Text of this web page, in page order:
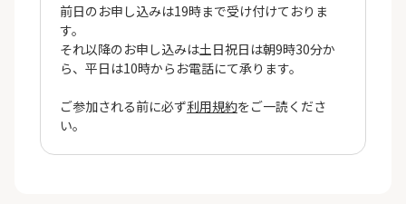
前日のお申し込みは19時まで受け付けておりま
す。
それ以降のお申し込みは土日祝日は朝9時30分か
ら、平日は10時からお電話にて承ります。
ご参加される前に必ず利用規約をご一読くださ
い。